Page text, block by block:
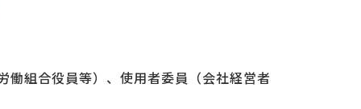
働組合役員等）、使用者委員（会社経営者